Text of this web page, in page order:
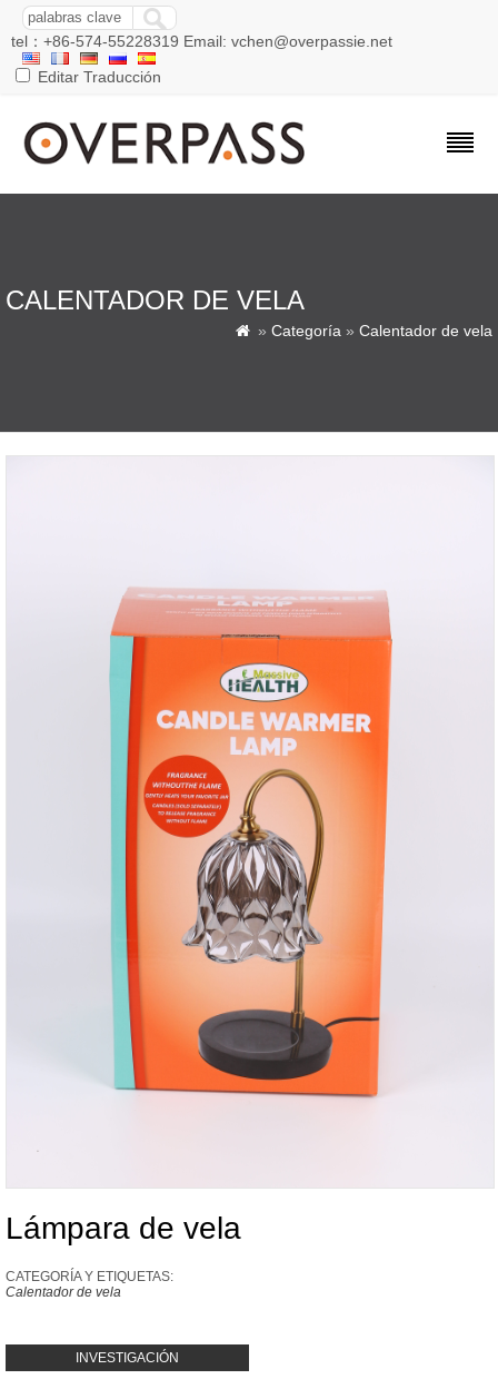
tel：+86-574-55228319 Email: vchen@overpassie.net
Editar Traducción
CALENTADOR DE VELA
 » Categoría » Calentador de vela
Lámpara de vela
CATEGORÍA Y ETIQUETAS:
Calentador de vela
INVESTIGACIÓN